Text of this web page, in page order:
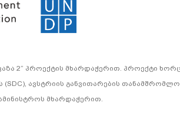
2“ პროექტის მხარდაჭერით. პროექტი
ავსტრიის განვითარების
მხარდაჭერით.